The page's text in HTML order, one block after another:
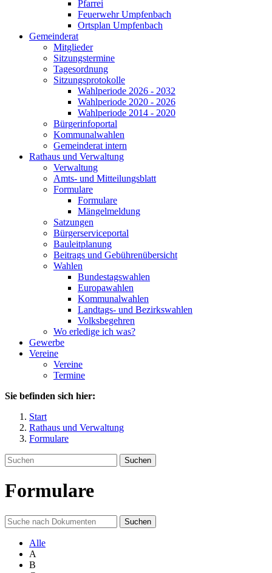
Pfarrei
Feuerwehr Umpfenbach
Ortsplan Umpfenbach
Gemeinderat
Mitglieder
Sitzungstermine
Tagesordnung
Sitzungsprotokolle
Wahlperiode 2026 - 2032
Wahlperiode 2020 - 2026
Wahlperiode 2014 - 2020
Bürgerinfoportal
Kommunalwahlen
Gemeinderat intern
Rathaus und Verwaltung
Verwaltung
Amts- und Mitteilungsblatt
Formulare
Formulare
Mängelmeldung
Satzungen
Bürgerserviceportal
Bauleitplanung
Beitrags und Gebührenübersicht
Wahlen
Bundestagswahlen
Europawahlen
Kommunalwahlen
Landtags- und Bezirkswahlen
Volksbegehren
Wo erledige ich was?
Gewerbe
Vereine
Vereine
Termine
Sie befinden sich hier:
Start
Rathaus und Verwaltung
Formulare
Suchen
Formulare
Suchen
Alle
A
B